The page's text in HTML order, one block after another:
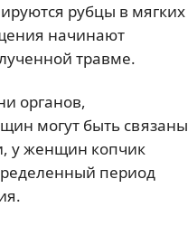
рубцы в мягких
начинают
травме.
органов,
могут быть связаны
у женщин копчик
период